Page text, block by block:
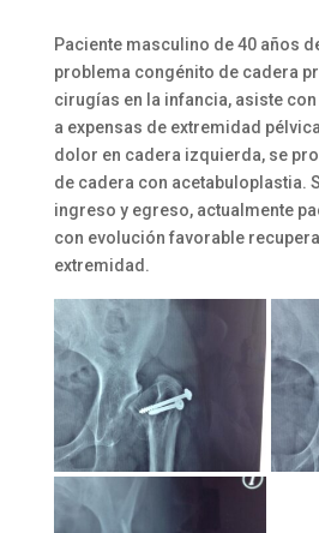
Paciente masculino de 40 años
problema congénito de cadera
cirugías en la infancia, asiste
a expensas de extremidad
dolor en cadera izquierda, se
de cadera con acetabuloplastia.
ingreso y egreso, actualmente
con evolución favorable
extremidad.